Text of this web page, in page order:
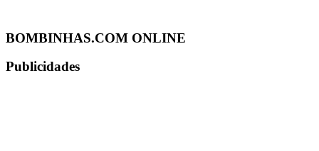
BOMBINHAS.COM ONLINE
Publicidades